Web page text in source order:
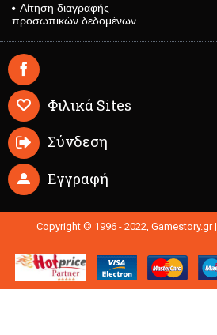
Αίτηση διαγραφής
προσωπικών δεδομένων
Φιλικά Sites
Σύνδεση
Εγγραφή
Copyright © 1996 - 2022, Gamestory.gr |